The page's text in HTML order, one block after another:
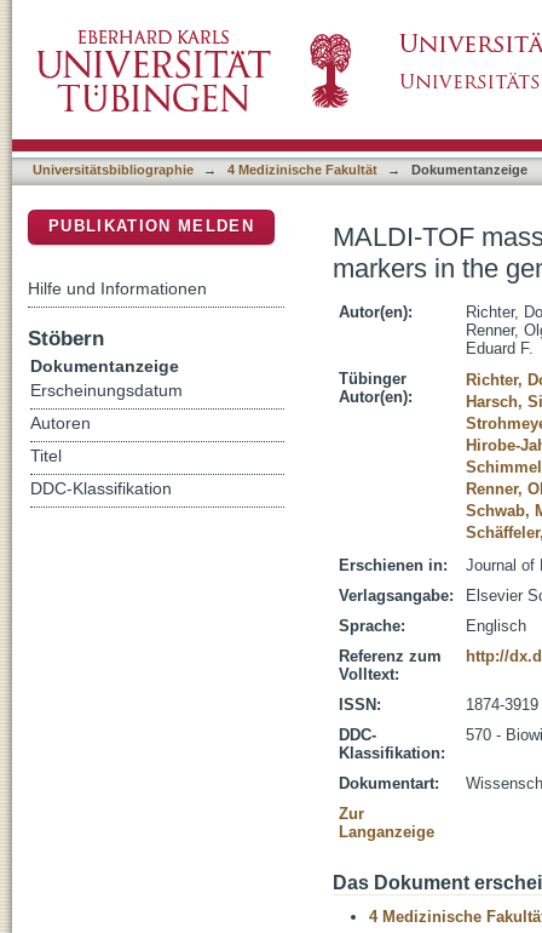
Universitätsbibliographie → 4 Medizinische Fakultät → Dokumentanzeige
MALDI-TOF
markers in the
Autor(en):
Richter,
Renner,
Eduard F.
Tübinger
Autor(en):
Richter,
Harsch,
Hirobe-
Renner,
Schwab,
Erschienen in:
Journal of
Verlagsangabe:
Elsevier
Sprache:
Englisch
Referenz zum
Volltext:
http://
ISSN:
1874-3919
DDC-
Klassifikation:
570 -
Dokumentart:
Zur
Langanzeige
Das Dokument
4 Medizinische
PUBLIKATION MELDEN
Hilfe und Informationen
Stöbern
Dokumentanzeige
Erscheinungsdatum
Autoren
Titel
DDC-Klassifikation